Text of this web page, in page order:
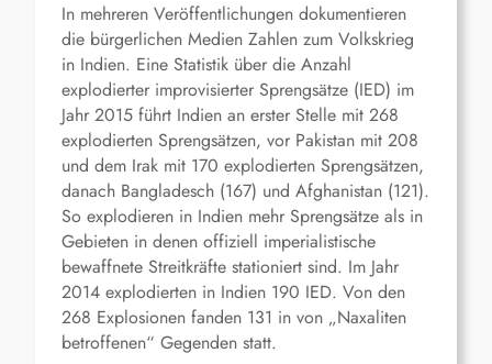
In mehreren Veröffentlichungen dokumentieren
die bürgerlichen Medien Zahlen zum Volkskrieg
in Indien. Eine Statistik über die Anzahl
explodierter improvisierter Sprengsätze (IED) im
Jahr 2015 führt Indien an erster Stelle mit 268
explodierten Sprengsätzen, vor Pakistan mit 208
und dem Irak mit 170 explodierten Sprengsätzen,
danach Bangladesch (167) und Afghanistan (121).
So explodieren in Indien mehr Sprengsätze als in
Gebieten in denen offiziell imperialistische
bewaffnete Streitkräfte stationiert sind. Im Jahr
2014 explodierten in Indien 190 IED. Von den
268 Explosionen fanden 131 in von „Naxaliten
betroffenen“ Gegenden statt.